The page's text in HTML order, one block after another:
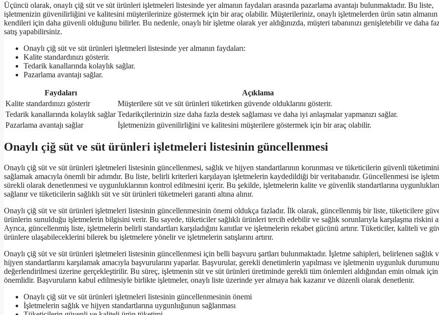
Üçüncü olarak, onaylı çiğ süt ve süt ürünleri işletmeleri listesinde yer almanın faydaları arasında pazarlama avantajı bulunmaktadır. Bu liste,
işletmenizin güvenilirliğini ve kalitesini müşterilerinize göstermek için bir araç olabilir. Müşterileriniz, onaylı işletmelerden ürün satın almanın
kendileri için daha güvenli olduğunu bilirler. Bu nedenle, onaylı bir işletme olarak yer aldığınızda, müşteri tabanınızı genişletebilir ve daha
satış yapabilirsiniz.
Onaylı çiğ süt ve süt ürünleri işletmeleri listesinde yer almanın faydaları:
Kalite standardınızı gösterir.
Tedarik kanallarında kolaylık sağlar.
Pazarlama avantajı sağlar.
Faydaları
Açıklama
Kalite standardınızı gösterir
Müşterilere süt ve süt ürünleri tüketirken güvende olduklarını gösterir.
Tedarik kanallarında kolaylık sağlar Tedarikçilerinizin size daha fazla destek sağlaması ve daha iyi anlaşmalar yapmanızı sağlar.
Pazarlama avantajı sağlar
İşletmenizin güvenilirliğini ve kalitesini müşterilere göstermek için bir araç olabilir.
Onaylı çiğ süt ve süt ürünleri işletmeleri listesinin güncellenmesi
Onaylı çiğ süt ve süt ürünleri işletmeleri listesinin güncellenmesi, sağlık ve hijyen standartlarının korunması ve tüketicilerin güvenli tüketimini
sağlamak amacıyla önemli bir adımdır. Bu liste, belirli kriterleri karşılayan işletmelerin kaydedildiği bir veritabanıdır. Güncellenmesi ise
sürekli olarak denetlenmesi ve uygunluklarının kontrol edilmesini içerir. Bu şekilde, işletmelerin kalite ve güvenlik standartlarına uygunlukları
sağlanır ve tüketicilerin sağlıklı süt ve süt ürünleri tüketmeleri garanti altına alınır.
Onaylı çiğ süt ve süt ürünleri işletmeleri listesinin güncellenmesinin önemi oldukça fazladır. İlk olarak, güncellenmiş bir liste, tüketicilere
ürünlerin sunulduğu işletmelerin bilgisini verir. Bu sayede, tüketiciler sağlıklı ürünleri tercih edebilir ve sağlık sorunlarıyla karşılaşma riskini
Ayrıca, güncellenmiş liste, işletmelerin belirli standartları karşıladığını kanıtlar ve işletmelerin rekabet gücünü artırır. Tüketiciler, kaliteli ve
ürünlere ulaşabileceklerini bilerek bu işletmelere yönelir ve işletmelerin satışlarını artırır.
Onaylı çiğ süt ve süt ürünleri işletmeleri listesinin güncellenmesi için belli başvuru şartları bulunmaktadır. İşletme sahipleri, belirlenen sağlık
hijyen standartlarını karşılamak amacıyla başvurularını yaparlar. Başvurular, gerekli denetimlerin yapılması ve işletmenin uygunluk
değerlendirilmesi üzerine gerçekleştirilir. Bu süreç, işletmenin süt ve süt ürünleri üretiminde gerekli tüm önlemleri aldığından emin olmak için
önemlidir. Başvuruların kabul edilmesiyle birlikte işletmeler, onaylı liste üzerinde yer almaya hak kazanır ve düzenli olarak denetlenir.
Onaylı çiğ süt ve süt ürünleri işletmeleri listesinin güncellenmesinin önemi
İşletmelerin sağlık ve hijyen standartlarına uygunluğunun sağlanması